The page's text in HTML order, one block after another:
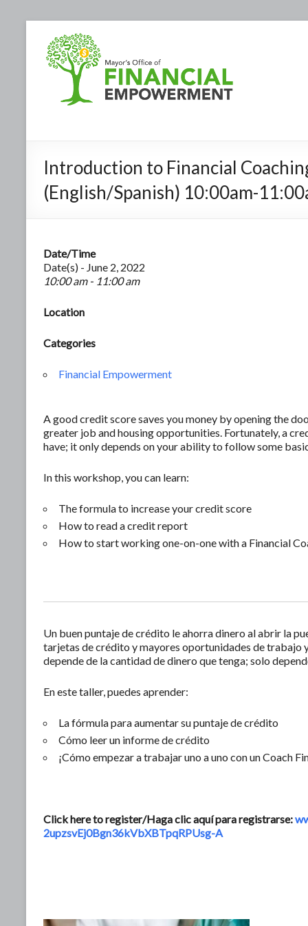
Introduction to Financial
(English/Spanish) 10:00am-
Date/Time
Date(s) - June 2, 2022
10:00 am - 11:00 am
Location
Categories
Financial Empowerment
A good credit score saves you money by opening the
greater job and housing opportunities. Fortunately, a
have; it only depends on your ability to follow some
In this workshop, you can learn:
The formula to increase your credit score
How to read a credit report
How to start working one-on-one with a Financial
Un buen puntaje de crédito le ahorra dinero al abrir la
tarjetas de crédito y mayores oportunidades de trabajo
depende de la cantidad de dinero que tenga; solo
En este taller, puedes aprender:
La fórmula para aumentar su puntaje de crédito
Cómo leer un informe de crédito
¡Cómo empezar a trabajar uno a uno con un Coach
Click here to register/Haga clic aquí para registrarse:
2upzsvEj0Bgn36kVbXBTpqRPUsg-A